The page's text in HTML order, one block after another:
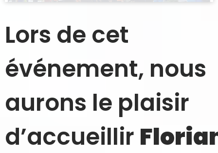
Lors de cet
événement, nous
aurons le plaisir
d’accueillir